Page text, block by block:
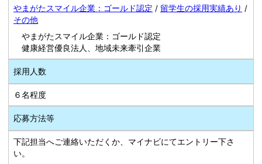
やまがたスマイル企業：ゴールド認定 / 留学生の採用実績あり /
その他
やまがたスマイル企業：ゴールド認定
健康経営優良法人、地域未来牽引企業
採用人数
６名程度
応募方法等
下記担当へご連絡いただくか、マイナビにてエントリー下さ
い。